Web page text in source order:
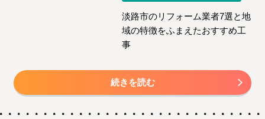
淡路市のリフォーム業者7選と地
域の特徴をふまえたおすすめ工
事
続きを読む